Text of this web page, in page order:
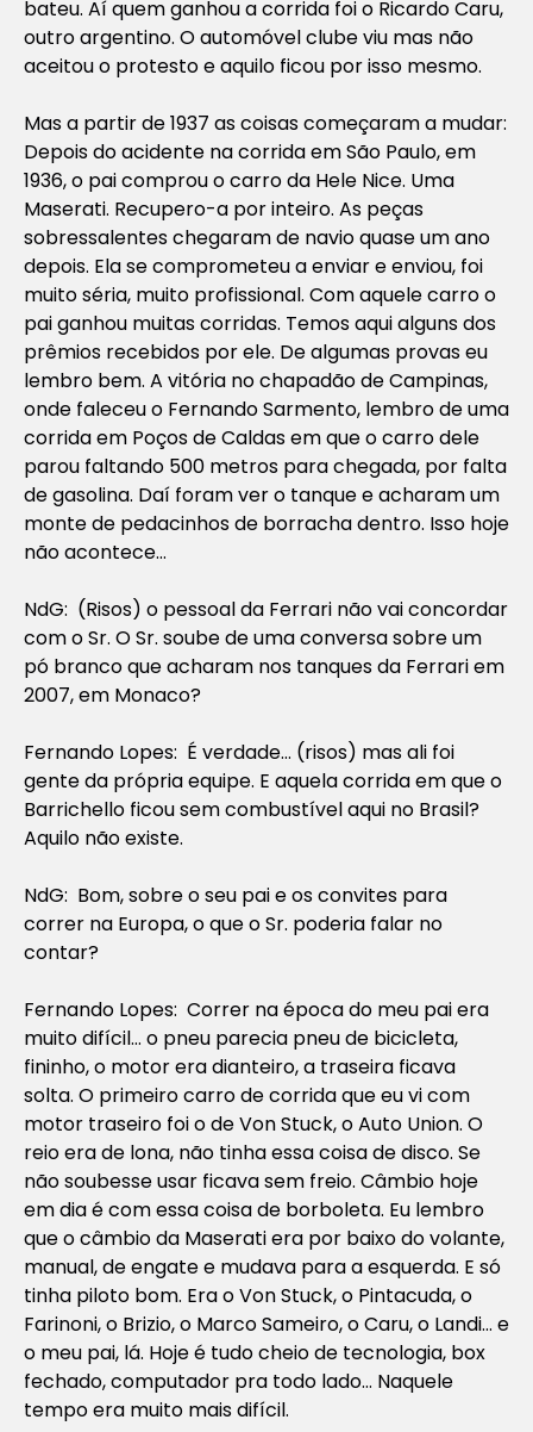
bateu. Aí quem ganhou a corrida foi o Ricardo Caru,
outro argentino. O automóvel clube viu mas não
aceitou o protesto e aquilo ficou por isso mesmo.
Mas a partir de 1937 as coisas começaram a mudar:
Depois do acidente na corrida em São Paulo, em
1936, o pai comprou o carro da Hele Nice. Uma
Maserati. Recupero-a por inteiro. As peças
sobressalentes chegaram de navio quase um ano
depois. Ela se comprometeu a enviar e enviou, foi
muito séria, muito profissional. Com aquele carro o
pai ganhou muitas corridas. Temos aqui alguns dos
prêmios recebidos por ele. De algumas provas eu
lembro bem. A vitória no chapadão de Campinas,
onde faleceu o Fernando Sarmento, lembro de uma
corrida em Poços de Caldas em que o carro dele
parou faltando 500 metros para chegada, por falta
de gasolina. Daí foram ver o tanque e acharam um
monte de pedacinhos de borracha dentro. Isso hoje
não acontece…
NdG: (Risos) o pessoal da Ferrari não vai concordar
com o Sr. O Sr. soube de uma conversa sobre um
pó branco que acharam nos tanques da Ferrari em
2007, em Monaco?
Fernando Lopes: É verdade… (risos) mas ali foi
gente da própria equipe. E aquela corrida em que o
Barrichello ficou sem combustível aqui no Brasil?
Aquilo não existe.
NdG: Bom, sobre o seu pai e os convites para
correr na Europa, o que o Sr. poderia falar no
contar?
Fernando Lopes: Correr na época do meu pai era
muito difícil… o pneu parecia pneu de bicicleta,
fininho, o motor era dianteiro, a traseira ficava
solta. O primeiro carro de corrida que eu vi com
motor traseiro foi o de Von Stuck, o Auto Union. O
reio era de lona, não tinha essa coisa de disco. Se
não soubesse usar ficava sem freio. Câmbio hoje
em dia é com essa coisa de borboleta. Eu lembro
que o câmbio da Maserati era por baixo do volante,
manual, de engate e mudava para a esquerda. E só
tinha piloto bom. Era o Von Stuck, o Pintacuda, o
Farinoni, o Brizio, o Marco Sameiro, o Caru, o Landi… e
o meu pai, lá. Hoje é tudo cheio de tecnologia, box
fechado, computador pra todo lado… Naquele
tempo era muito mais difícil.